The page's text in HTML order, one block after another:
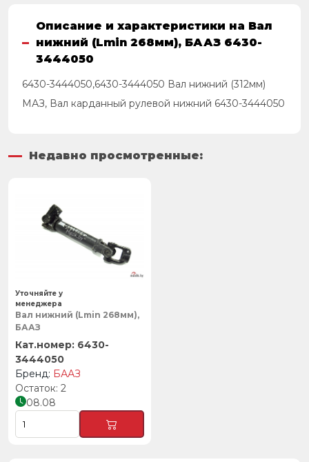
Описание и характеристики на Вал
нижний (Lmin 268мм), БААЗ 6430-
3444050
6430-3444050,6430-3444050 Вал нижний (312мм)
МАЗ, Вал карданный рулевой нижний 6430-3444050
Недавно просмотренные:
Вал нижний (Lmin 268мм),
БААЗ
6430-
3444050
БААЗ
2
08.08
Уточняйте у
менеджера